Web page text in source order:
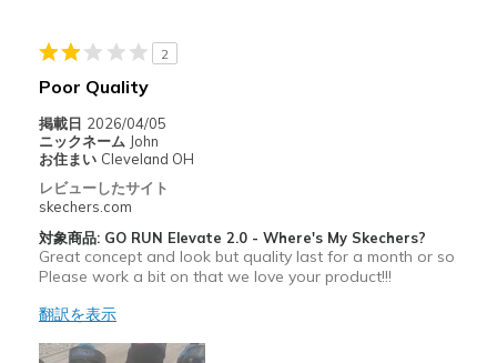
2
Poor Quality
掲載日 2026/04/05
ニックネーム John
お住まい Cleveland OH
レビューしたサイト
skechers.com
対象商品: GO RUN Elevate 2.0 - Where's My Skechers?
Great concept and look but quality last for a month or so
Please work a bit on that we love your product!!!
翻訳を表示